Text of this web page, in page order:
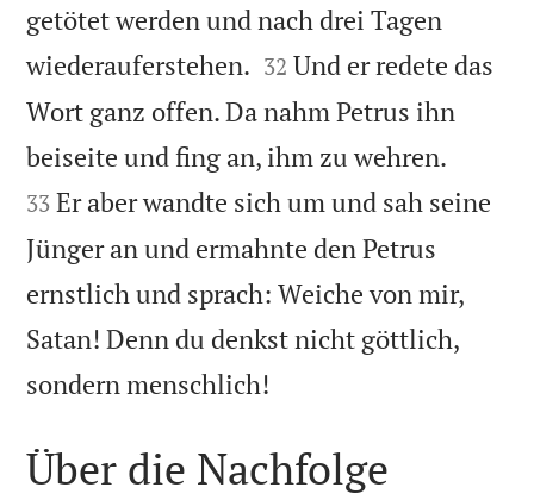
getötet werden und nach drei Tagen
wiederauferstehen. 

32 Und er redete das
Wort ganz offen. Da nahm Petrus ihn
beiseite und fing an, ihm zu wehren.
33 Er aber wandte sich um und sah seine
Jünger an und ermahnte den Petrus
ernstlich und sprach: Weiche von mir,
Satan! Denn du denkst nicht göttlich,
sondern menschlich!
Über die Nachfolge